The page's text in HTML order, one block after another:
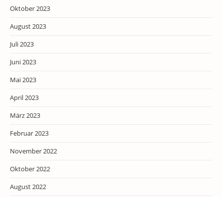
Oktober 2023
August 2023
Juli 2023
Juni 2023
Mai 2023
April 2023
März 2023
Februar 2023
November 2022
Oktober 2022
August 2022